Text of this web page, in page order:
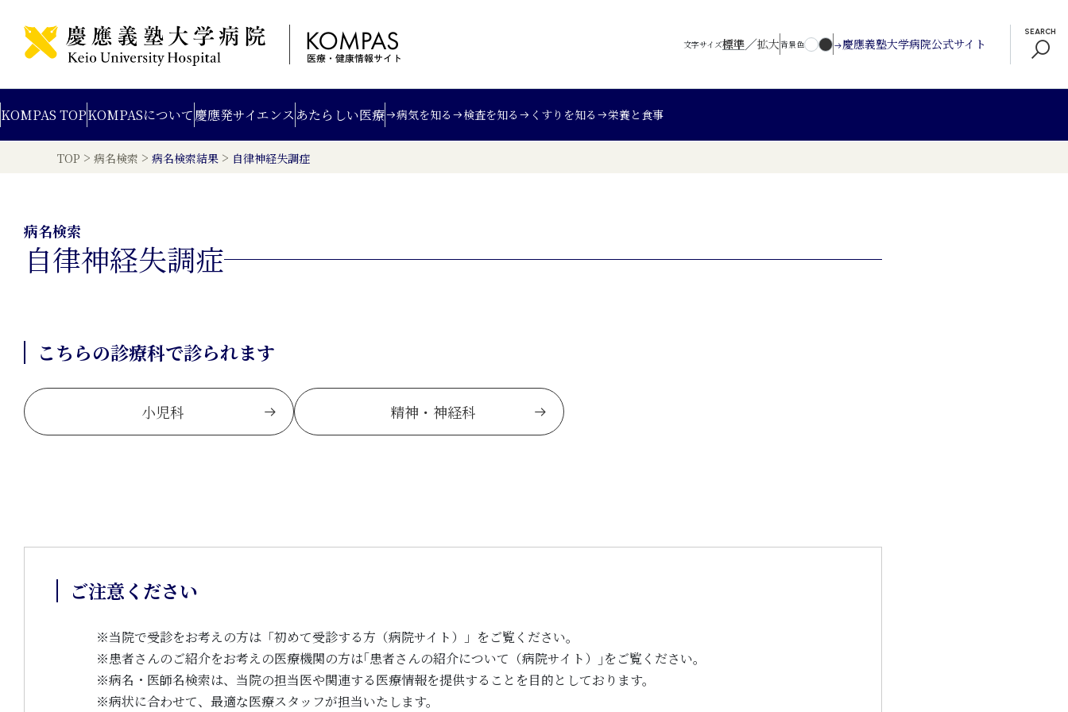
文字サイズ標準／拡大背景色 慶應義塾大学病院公式サイト
SEARCH
KOMPAS TOPKOMPASについて慶應発サイエンス あたらしい医療 病気を知る 検査を知る くすりを知る 栄養と食事
TOP > 病名検索 > 病名検索結果 > 自律神経失調症
病名検索
自律神経失調症
こちらの診療科で診られます
小児科 精神・神経科
ご注意ください
※当院で受診をお考えの方は「初めて受診する方（病院サイト）」をご覧ください。
※患者さんのご紹介をお考えの医療機関の方は｢患者さんの紹介について（病院サイト）｣をご覧ください。
※病名・医師名検索は、当院の担当医や関連する医療情報を提供することを目的としております。
※病状に合わせて、最適な医療スタッフが担当いたします。